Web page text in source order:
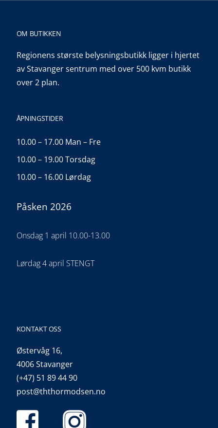
OM BUTIKKEN
Regionens største belysningsbutikk ligger i hjertet
av Stavanger sentrum med over 500 kvm butikk
over 2 plan.
ÅPNINGSTIDER
10.00 – 17.00 Man – Fre
10.00 – 19.00 Torsdag
10.00 – 16.00 Lørdag
Påsken 2026
Onsdag 1 april 10.00-13.00
Lørdag 4 april STENGT
KONTAKT OSS
Østervåg 16,
4006 Stavanger
(+47) 51 89 44 90
post@ththormodsen.no